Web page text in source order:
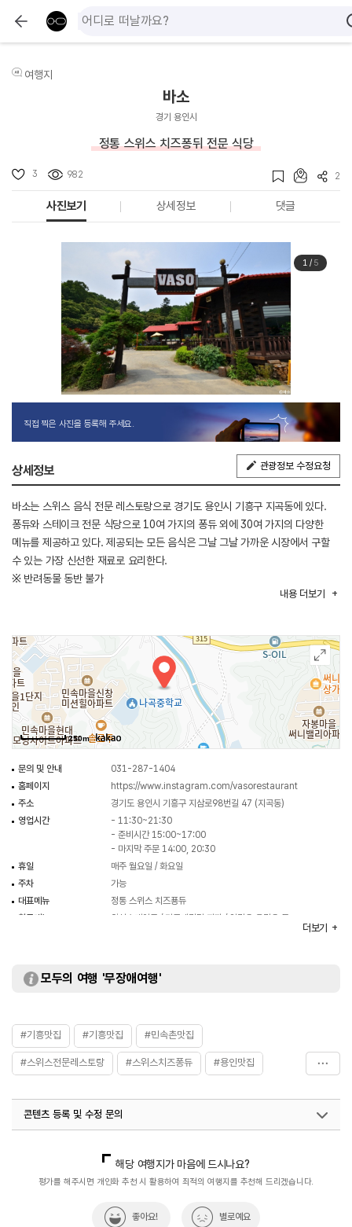
여행지
바소
경기 용인시
정통 스위스 치즈퐁뒤 전문 식당
3 982 2
사진보기 상세정보 댓글
1/ 5
직접 찍은 사진을 등록해 주세요.
상세정보 관광정보 수정요청
바소는 스위스 음식 전문 레스토랑으로 경기도 용인시 기흥구 지곡동에 있다.
퐁듀와 스테이크 전문 식당으로 10여 가지의 퐁듀 외에 30여 가지의 다양한
메뉴를 제공하고 있다. 제공되는 모든 음식은 그날 그날 가까운 시장에서 구할
수 있는 가장 신선한 재료로 요리한다.
※ 반려동물 동반 불가
내용 더보기
250m
문의 및 안내
031-287-1404
홈페이지
https://www.instagram.com/vasorestaurant
주소
경기도 용인시 기흥구 지삼로98번길 47 (지곡동)
영업시간
- 11:30~21:30
- 준비시간 15:00~17:00
- 마지막 주문 14:00, 20:30
휴일
매주 월요일 / 화요일
주차
가능
대표메뉴
정통 스위스 치즈푱듀
취급메뉴
안심스테이크 / 마르게리타 피자 / 알리오 올리오 등
더보기
모두의 여행 '무장애여행'
#기흥맛집 #기흥맛집 #민속촌맛집
#스위스전문레스토랑 #스위스치즈퐁듀 #용인맛집
콘텐츠 등록 및 수정 문의
해당 여행지가 마음에 드시나요?
평가를 해주시면 개인화 추천 시 활용하여 최적의 여행지를 추천해 드리겠습니다.
좋아요! 별로예요